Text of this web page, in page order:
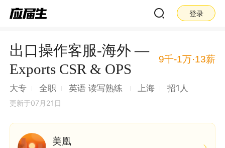
登录
出口操作客服-海外 —
Exports CSR & OPS
9千-1万·13薪
大专 全职 英语 读写熟练 上海 招1人
更新于07月21日
美凰